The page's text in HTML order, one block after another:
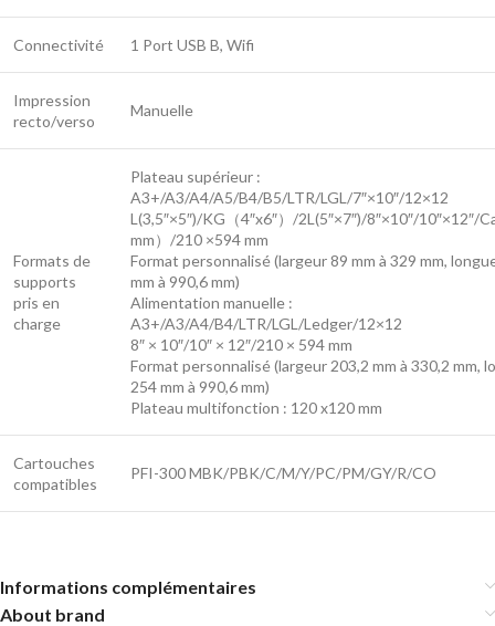
Connectivité 1 Port USB B, Wifi
Impression
recto/verso
Manuelle
Formats de
supports
pris en
charge
Plateau supérieur :
A3+/A3/A4/A5/B4/B5/LTR/LGL/7″×10″/12×12
L(3,5″×5″)/KG（4″x6″）/2L(5″×7″)/8″×10″/10″×12″/
mm）/210 ×594 mm
Format personnalisé (largeur 89 mm à 329 mm,
mm à 990,6 mm)
Alimentation manuelle :
A3+/A3/A4/B4/LTR/LGL/Ledger/12×12
8″ × 10″/10″ × 12″/210 × 594 mm
Format personnalisé (largeur 203,2 mm à 330,2 mm,
254 mm à 990,6 mm)
Plateau multifonction : 120 x120 mm
Cartouches
compatibles
PFI-300 MBK/PBK/C/M/Y/PC/PM/GY/R/CO
Informations complémentaires
About brand